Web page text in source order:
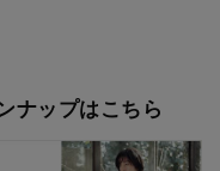
ナップはこちら